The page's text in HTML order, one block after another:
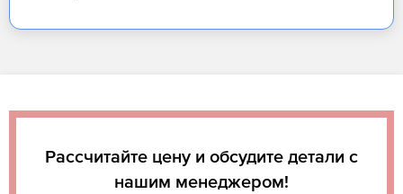
Рассчитайте цену и обсудите детали с
нашим менеджером!